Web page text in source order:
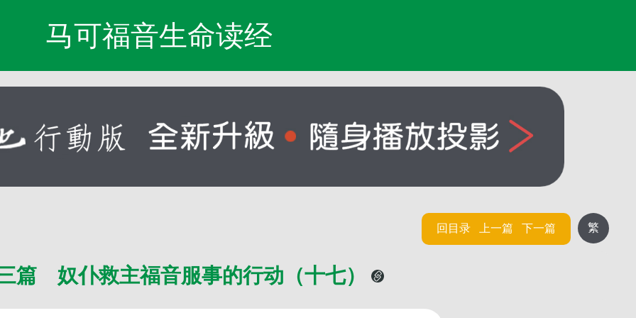
马可福音生命读经
繁
回目录 上一篇 下一篇
篇 奴仆救主福音服事的行动（十七）